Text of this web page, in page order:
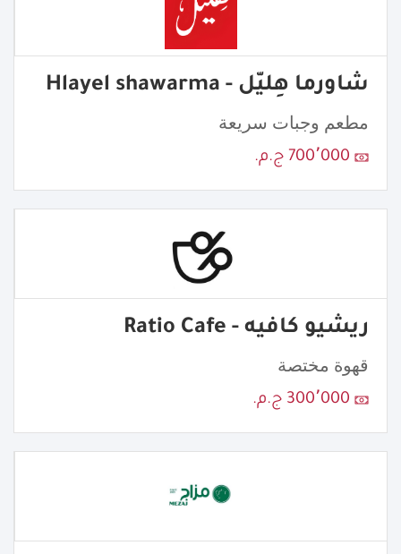
شاورما هِليّل - Hlayel shawarma
مطعم وجبات سريعة
700٬000 ج.م.
ريشيو كافيه - Ratio Cafe
قهوة مختصة
300٬000 ج.م.